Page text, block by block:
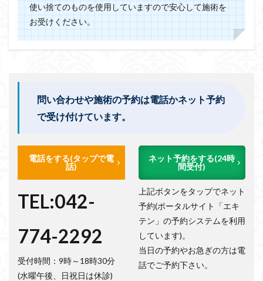
使い捨てのものを使用していますので安心して施術を
お受けください。
問い合わせや施術の予約は電話かネット予約
で受け付けています。
電話をする(タップで電
話)
TEL:042-
774-2292
受付時間：9時～18時30分
(水曜午後、日祝日は休診)
ネット予約をする(24時
間受付)
上記ボタンをタップでネット
予約(ポータルサイト「エキ
テン」の予約システムを利用
しています)。
当日の予約やお急ぎの方は電
話でご予約下さい。